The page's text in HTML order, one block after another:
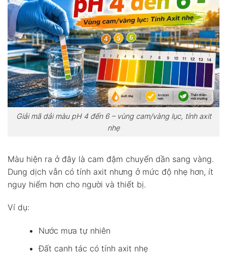
Giải mã dải màu pH 4 đến 6 – vùng cam/vàng lục, tính axit
nhẹ
Màu hiện ra ở đây là cam đậm chuyển dần sang vàng.
Dung dịch vẫn có tính axit nhưng ở mức độ nhẹ hơn, ít
nguy hiểm hơn cho người và thiết bị.
Ví dụ:
Nước mưa tự nhiên
Đất canh tác có tính axit nhẹ